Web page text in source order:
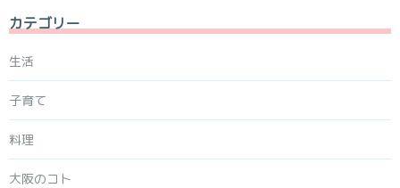
カテゴリー
生活
子育て
料理
大阪のコト